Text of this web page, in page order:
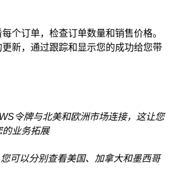
个订单，检查订单数量和销售价格。
新，通过跟踪和显示您的成功给您带
令牌与北美和欧洲市场连接，这让您
的业务拓展
可以分别查看美国、加拿大和墨西哥